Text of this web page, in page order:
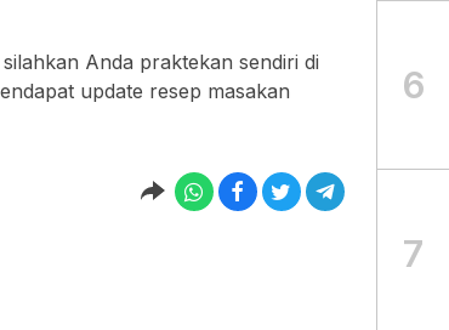
Anda praktekan sendiri di
update resep masakan
6
7